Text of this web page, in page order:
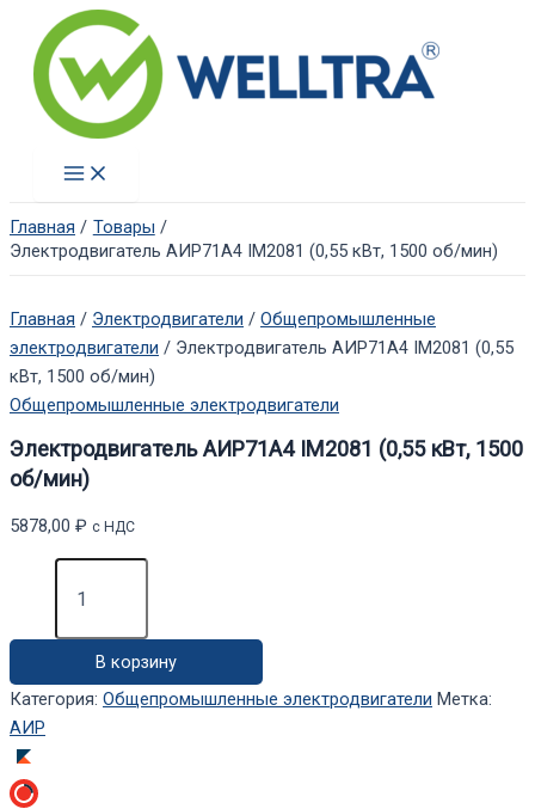
Перейти
содержимому
Main
Menu
Главная
Товары
Электродвигатель АИР71А4 IM2081 (0,55 кВт, 1500 об/мин)
Главная / Электродвигатели / Общепромышленные
электродвигатели / Электродвигатель АИР71А4 IM2081 (0,55
кВт, 1500 об/мин)
Общепромышленные электродвигатели
Электродвигатель АИР71А4 IM2081 (0,55 кВт, 1500
об/мин)
5878,00 ₽ с НДС
Количество
АИР71А4
(0,55
1500
об/
мин)
В корзину
Категория: Общепромышленные электродвигатели Метка:
АИР